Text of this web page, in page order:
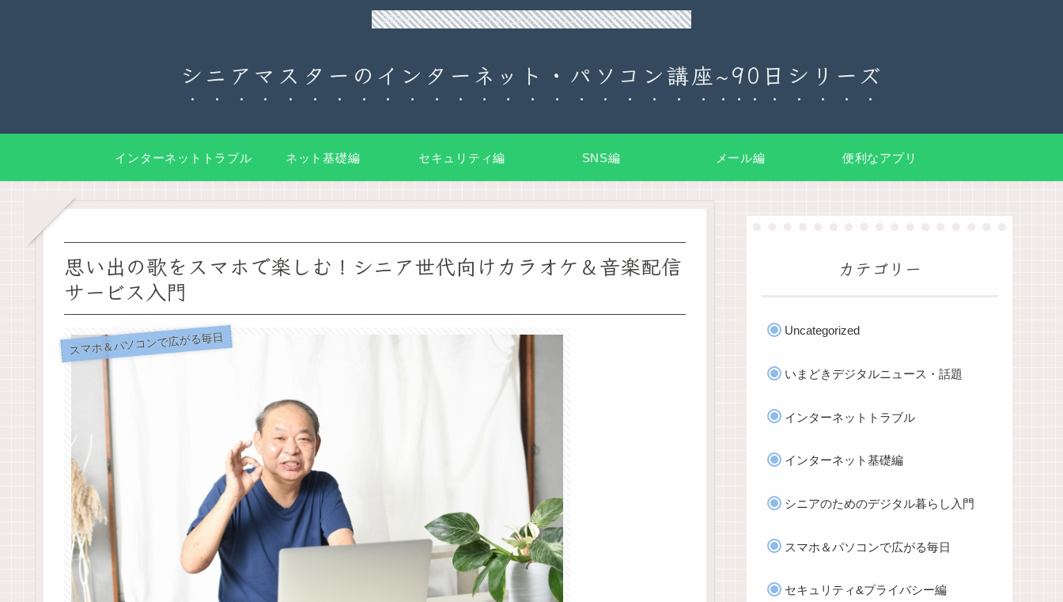
90日チャレンジ！シニアのためのパソコン・インターネット入門
シニアマスターのインターネット・パソコン講座~90日シリーズ
インターネットトラブル ネット基礎編 セキュリティ編 SNS編 メール編 便利なアプリ
思い出の歌をスマホで楽しむ！シニア世代向けカラオケ＆音楽配信
サービス入門
スマホ＆パソコンで広がる毎日
カテゴリー
Uncategorized
いまどきデジタルニュース・話題
インターネットトラブル
インターネット基礎編
シニアのためのデジタル暮らし入門
スマホ＆パソコンで広がる毎日
セキュリティ&プライバシー編